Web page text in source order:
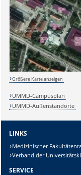
Sicherheitsabfrage:
Lösung:
Größere Karte anzeigen
UMMD-Campusplan
UMMD-Außenstandorte
LINKS
Medizinischer
Verband der
SERVICE